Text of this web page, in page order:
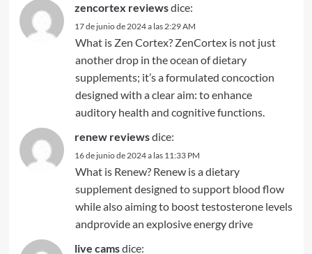
zencortex reviewsdice:
17 de junio de 2024 a las 2:29 AM
What is Zen Cortex? ZenCortex is not just
another drop in the ocean of dietary
supplements; it’s a formulated concoction
designed with a clear aim: to enhance
auditory health and cognitive functions.
renew reviewsdice:
16 de junio de 2024 a las 11:33 PM
What is Renew? Renew is a dietary
supplement designed to support blood flow
while also aiming to boost testosterone levels
andprovide an explosive energy drive
live camsdice: